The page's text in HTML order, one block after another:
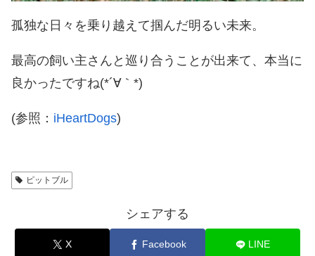
孤独な日々を乗り越えて掴んだ明るい未来。
最高の飼い主さんと巡り合うことが出来て、本当に
良かったですね(*´∀｀*)
(参照： iHeartDogs)
ピットブル
シェアする
X Facebook LINE